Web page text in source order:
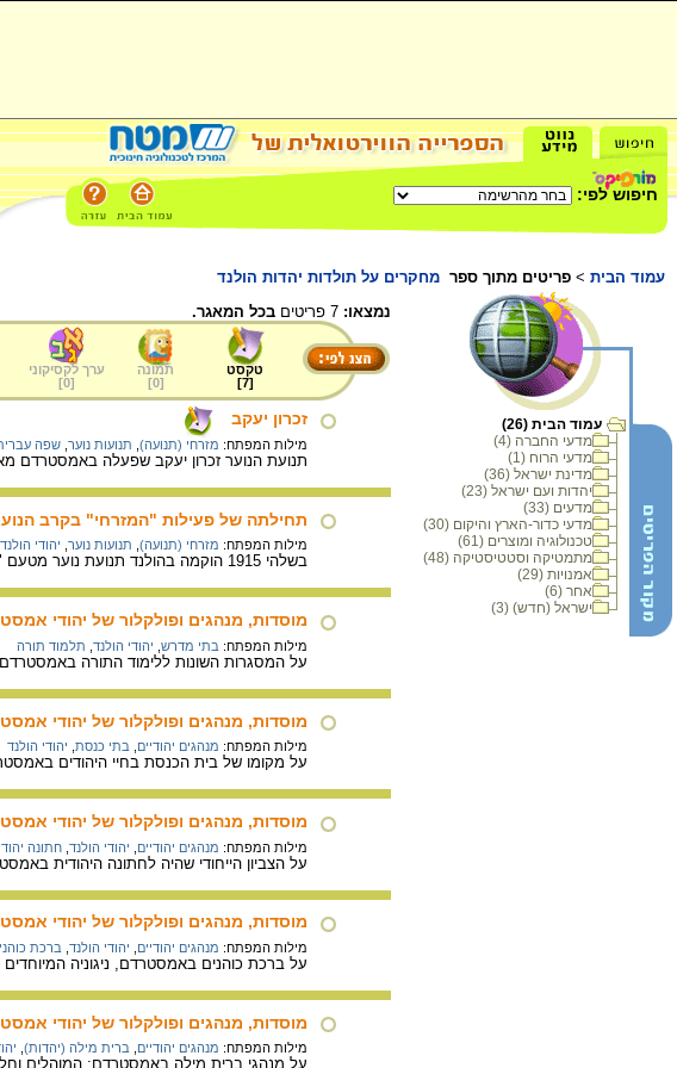
חיפוש לפי:
עמוד הבית > פריטים מתוך ספר מחקרים על תולדות יהדות הולנד
עמוד הבית (26)
מדעי החברה (4)
מדעי הרוח (1)
מדינת ישראל (36)
יהדות ועם ישראל (23)
מדעים (33)
מדעי כדור-הארץ והיקום (30)
טכנולוגיה ומוצרים (61)
מתמטיקה וסטטיסטיקה (48)
אמנויות (29)
אחר (6)
ישראל (חדש) (3)
נמצאו: בכל המאגר.
טקסט
[
7
]
תמונה
[
0
]
ערך לקסיקוני
[
0
]
זכרון יעקב
מילות המפתח: מזרחי (תנועה) תנועות נוער שפה
תנועת הנוער זכרון יעקב שפעלה באמסטרדם מאז 1915 פרסמה בטאונים שבהם הודיעה לחברים על הפעילויות והחוגים שקיימה ויזמה תחרויות לעידוד הכתיבה בשפה
תחילתה של פעילות "המזרחי" בקרב
מילות המפתח: מזרחי (תנועה) תנועות נוער יהודי הולנד
בשלהי 1915 הוקמה בהולנד תנועת נוער מטעם "המזרחי" בשם "זכרון יעקב" על שם הרב יצחק יעקב ריינס.
מוסדות, מנהגים ופולקלור של יהודי
מילות המפתח: בתי מדרש יהודי הולנד תלמוד תורה
על המסגרות השונות ללימוד התורה
מוסדות, מנהגים ופולקלור של יהודי
מילות המפתח: מנהגים יהודיים בתי כנסת יהודי הולנד
על מקומו של בית הכנסת בחיי היהודים
מוסדות, מנהגים ופולקלור של יהודי
מילות המפתח: מנהגים יהודיים יהודי הולנד חתונה
על הצביון הייחודי שהיה לחתונה היהודית
מוסדות, מנהגים ופולקלור של יהודי
מילות המפתח: מנהגים יהודיים יהודי הולנד ברכת
על ברכת כוהנים באמסטרדם, ניגוניה המיוחדים
מוסדות, מנהגים ופולקלור של יהודי
מילות המפתח: מנהגים יהודיים ברית מילה (יהדות)
על מנהגי ברית מילה באמסטרדם: המוהלים